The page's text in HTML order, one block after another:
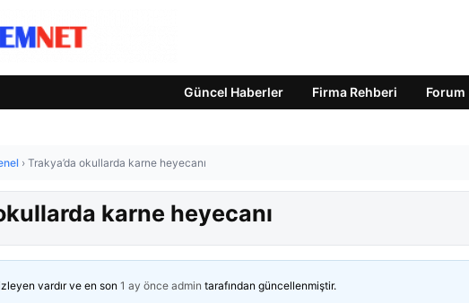
Güncel Haberler Firma Rehberi Forum
› Trakya’da okullarda karne heyecanı
karne heyecanı
vardır ve en son 1 ay önce admin tarafından güncellenmiştir.